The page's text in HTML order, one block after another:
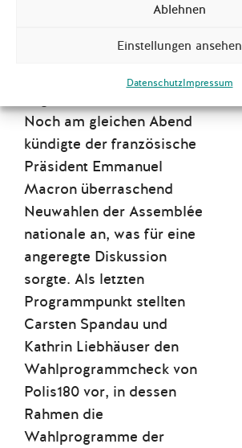
Ablehnen
Einstellungen ansehen
DatenschutzImpressum
Europäischen Integration
Noch am gleichen Abend
kündigte der französische
Präsident Emmanuel
Macron überraschend
Neuwahlen der Assemblée
nationale an, was für eine
angeregte Diskussion
sorgte. Als letzten
Programmpunkt stellten
Carsten Spandau und
Kathrin Liebhäuser den
Wahlprogrammcheck von
Polis180 vor, in dessen
Rahmen die
Wahlprogramme der